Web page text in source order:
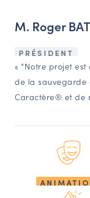
M. Roger
PRÉSIDENT
« "Notre projet
de la sauvegarde
Caractère® et de